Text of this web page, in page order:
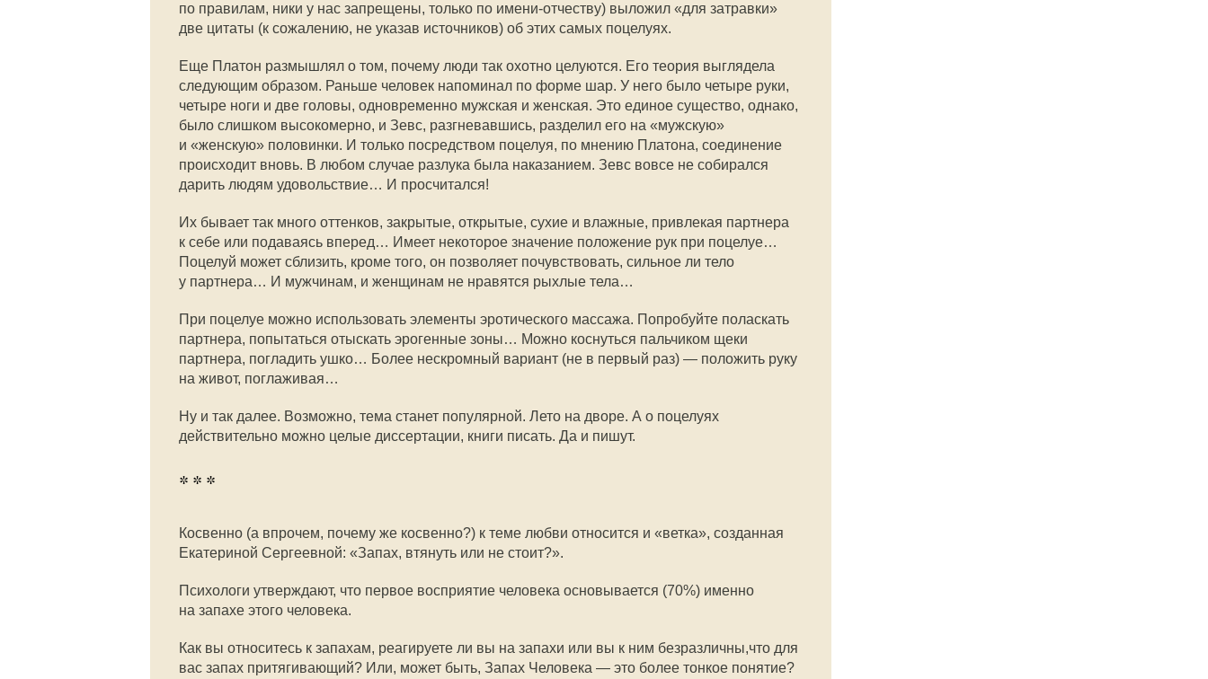
по правилам, ники у нас запрещены, только по имени-отчеству) выложил «для затравки»
две цитаты (к сожалению, не указав источников) об этих самых поцелуях.
Еще Платон размышлял о том, почему люди так охотно целуются. Его теория выглядела
следующим образом. Раньше человек напоминал по форме шар. У него было четыре руки,
четыре ноги и две головы, одновременно мужская и женская. Это единое существо, однако,
было слишком высокомерно, и Зевс, разгневавшись, разделил его на «мужскую»
и «женскую» половинки. И только посредством поцелуя, по мнению Платона, соединение
происходит вновь. В любом случае разлука была наказанием. Зевс вовсе не собирался
дарить людям удовольствие… И просчитался!
Их бывает так много оттенков, закрытые, открытые, сухие и влажные, привлекая партнера
к себе или подаваясь вперед… Имеет некоторое значение положение рук при поцелуе…
Поцелуй может сблизить, кроме того, он позволяет почувствовать, сильное ли тело
у партнера… И мужчинам, и женщинам не нравятся рыхлые тела…
При поцелуе можно использовать элементы эротического массажа. Попробуйте поласкать
партнера, попытаться отыскать эрогенные зоны… Можно коснуться пальчиком щеки
партнера, погладить ушко… Более нескромный вариант (не в первый раз) — положить руку
на живот, поглаживая…
Ну и так далее. Возможно, тема станет популярной. Лето на дворе. А о поцелуях
действительно можно целые диссертации, книги писать. Да и пишут.
* * *
Косвенно (а впрочем, почему же косвенно?) к теме любви относится и «ветка», созданная
Екатериной Сергеевной: «Запах, втянуть или не стоит?».
Психологи утверждают, что первое восприятие человека основывается (70%) именно
на запахе этого человека.
Как вы относитесь к запахам, реагируете ли вы на запахи или вы к ним безразличны,что для
вас запах притягивающий? Или, может быть, Запах Человека — это более тонкое понятие?